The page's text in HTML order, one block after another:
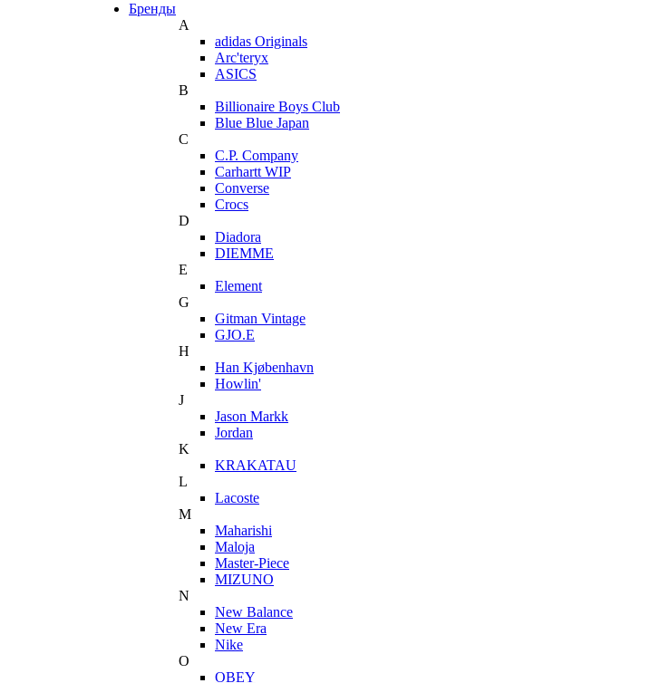
Бренды
A
adidas Originals
Arc'teryx
ASICS
B
Billionaire Boys Club
Blue Blue Japan
C
C.P. Company
Carhartt WIP
Converse
Crocs
D
Diadora
DIEMME
E
Element
G
Gitman Vintage
GJO.E
H
Han Kjøbenhavn
Howlin'
J
Jason Markk
Jordan
K
KRAKATAU
L
Lacoste
M
Maharishi
Maloja
Master-Piece
MIZUNO
N
New Balance
New Era
Nike
O
OBEY